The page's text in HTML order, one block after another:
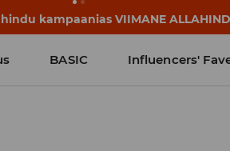
kampaanias VIIMANE
BASIC Influencers'